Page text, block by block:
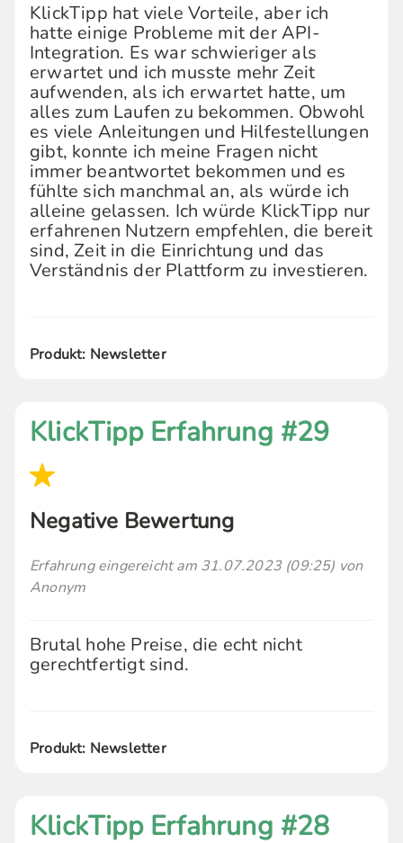
KlickTipp hat viele Vorteile, aber ich
hatte einige Probleme mit der API-
Integration. Es war schwieriger als
erwartet und ich musste mehr Zeit
aufwenden, als ich erwartet hatte, um
alles zum Laufen zu bekommen. Obwohl
es viele Anleitungen und Hilfestellungen
gibt, konnte ich meine Fragen nicht
immer beantwortet bekommen und es
fühlte sich manchmal an, als würde ich
alleine gelassen. Ich würde KlickTipp nur
erfahrenen Nutzern empfehlen, die bereit
sind, Zeit in die Einrichtung und das
Verständnis der Plattform zu investieren.
Produkt: Newsletter
KlickTipp Erfahrung #29
Negative Bewertung
Erfahrung eingereicht am 31.07.2023 (09:25) von
Anonym
Brutal hohe Preise, die echt nicht
gerechtfertigt sind.
Produkt: Newsletter
KlickTipp Erfahrung #28